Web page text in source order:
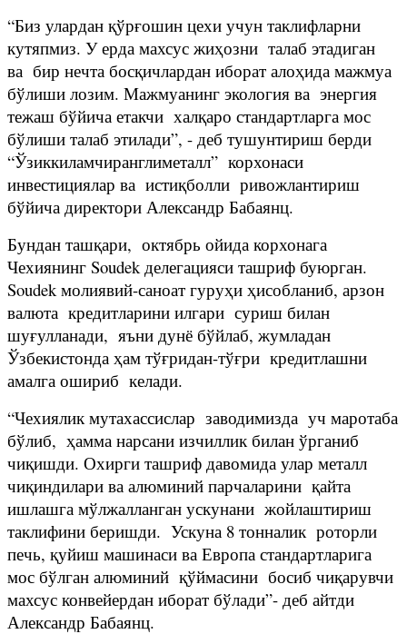
“Биз улардан қўрғошин цехи учун таклифларни
кутяпмиз. У ерда махсус жиҳозни талаб этадиган
ва бир нечта босқичлардан иборат алоҳида мажмуа
бўлиши лозим. Мажмуанинг экология ва энергия
тежаш бўйича етакчи халқаро стандартларга мос
бўлиши талаб этилади”, - деб тушунтириш берди
“Ўзиккиламчиранглиметалл” корхонаси
инвестициялар ва истиқболли ривожлантириш
бўйича директори Александр Бабаянц.
Бундан ташқари, октябрь ойида корхонага
Чехиянинг Soudek делегацияси ташриф буюрган.
Soudek молиявий-саноат гуруҳи ҳисобланиб, арзон
валюта кредитларини илгари суриш билан
шуғулланади, яъни дунё бўйлаб, жумладан
Ўзбекистонда ҳам тўғридан-тўғри кредитлашни
амалга ошириб келади.
“Чехиялик мутахассислар заводимизда уч маротаба
бўлиб, ҳамма нарсани изчиллик билан ўрганиб
чиқишди. Охирги ташриф давомида улар металл
чиқиндилари ва алюминий парчаларини қайта
ишлашга мўлжалланган ускунани жойлаштириш
таклифини беришди. Ускуна 8 тонналик роторли
печь, қуйиш машинаси ва Европа стандартларига
мос бўлган алюминий қўймасини босиб чиқарувчи
махсус конвейердан иборат бўлади”- деб айтди
Александр Бабаянц.